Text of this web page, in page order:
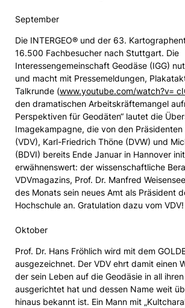
September
Die INTERGEO® und der 63.
16.500 Fachbesucher nach Stuttgart. Die
Interessengemeinschaft Geodäse (IGG)
und macht mit Pressemeldungen,
Talkrunde (www.youtube.com/watch?v=
den dramatischen Arbeitskräftemangel
Perspektiven für Geodäten“ lautet die
Imagekampagne, die von den Präsidenten
(VDV), Karl-Friedrich Thöne (DVW) und
(BDVI) bereits Ende Januar in Hannover
erwähnenswert: der wissenschaftliche
VDVmagazins, Prof. Dr. Manfred
des Monats sein neues Amt als Präsident
Hochschule an. Gratulation dazu vom VDV!
Oktober
Prof. Dr. Hans Fröhlich wird mit dem
ausgezeichnet. Der VDV ehrt damit einen
der sein Leben auf die Geodäsie in all
ausgerichtet hat und dessen Name weit
hinaus bekannt ist. Ein Mann mit